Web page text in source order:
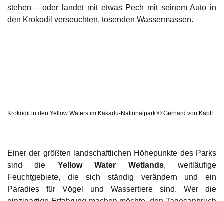
stehen – oder landet mit etwas Pech mit seinem Auto in
den Krokodil verseuchten, tosenden Wassermassen.
Krokodil in den Yellow Waters im Kakadu-Nationalpark © Gerhard von Kapff
Einer der größten landschaftlichen Höhepunkte des Parks
sind die Yellow Water Wetlands, weitläufige
Feuchtgebiete, die sich ständig verändern und ein
Paradies für Vögel und Wassertiere sind. Wer die